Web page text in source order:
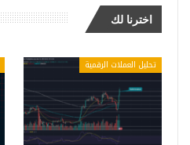
اخترنا لك
تحليل العملات الرقمية